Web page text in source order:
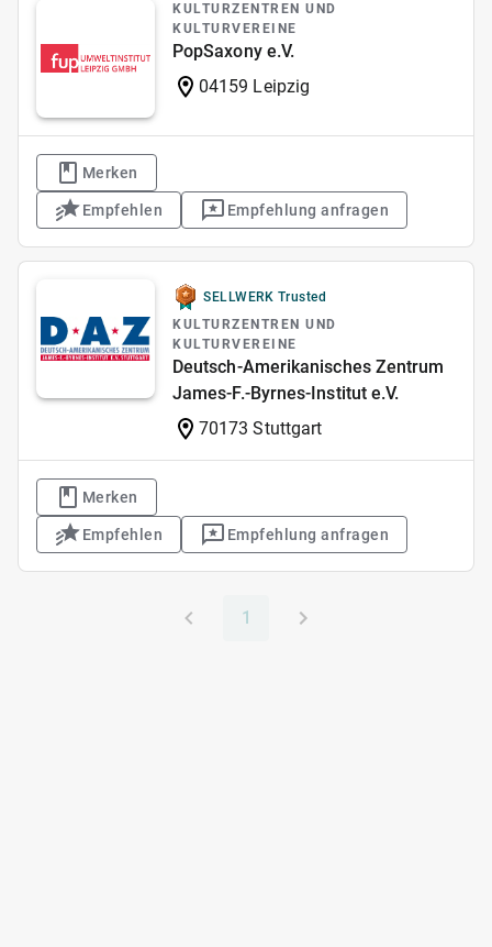
KULTURZENTREN UND
KULTURVEREINE
PopSaxony e.V.
04159 Leipzig
Merken
Empfehlen Empfehlung anfragen
SELLWERK Trusted
KULTURZENTREN UND
KULTURVEREINE
Deutsch-Amerikanisches Zentrum
James-F.-Byrnes-Institut e.V.
70173 Stuttgart
Merken
Empfehlen Empfehlung anfragen
1